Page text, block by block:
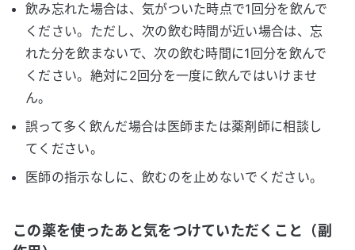
飲み忘れた場合は、気がついた時点で1回分を飲んで
ください。ただし、次の飲む時間が近い場合は、忘
れた分を飲まないで、次の飲む時間に1回分を飲んで
ください。絶対に2回分を一度に飲んではいけませ
ん。
誤って多く飲んだ場合は医師または薬剤師に相談し
てください。
医師の指示なしに、飲むのを止めないでください。
この薬を使ったあと気をつけていただくこと（副